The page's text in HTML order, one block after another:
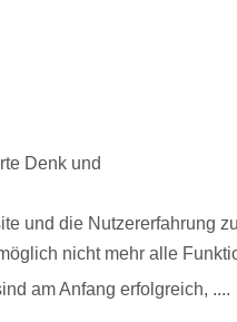
Denk und
am Anfang erfolgreich, ....
und die Nutzererfahrung
nicht mehr alle